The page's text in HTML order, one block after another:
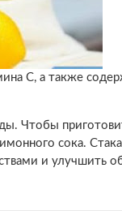
С, а также
Чтобы
сока.
и улучшить